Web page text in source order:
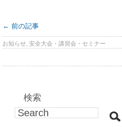
← 前の記事
お知らせ, 安全大会・講習会・セミナー
検索